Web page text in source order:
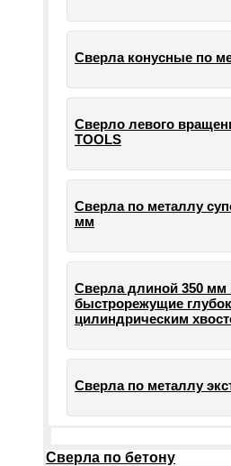
Сверла конусные по
Сверло левого
TOOLS
Сверла по металлу
мм
Сверла длиной 350 мм
быстрорежущие
цилиндрическим
Сверла по металлу
Сверла по бетону